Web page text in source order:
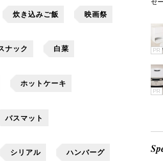
炊き込みご飯 映画祭
ナック 白菜
ホットケーキ
バスマット
シリアル ハンバーグ
セ
PR
PR